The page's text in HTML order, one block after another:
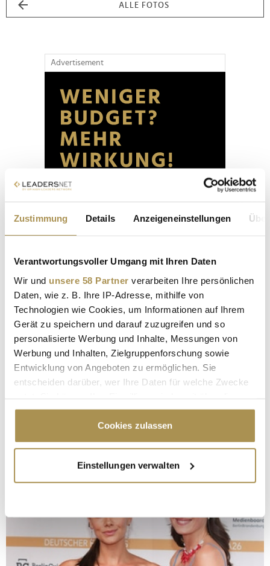
Zustimmung Details Anzeigeneinstellungen
Verantwortungsvoller Umgang mit Ihren Daten
Wir und unsere 58 Partner verarbeiten Ihre persönlichen
Daten, wie z. B. Ihre IP-Adresse, mithilfe von
Technologien wie Cookies, um Informationen auf Ihrem
Gerät zu speichern und darauf zuzugreifen und so
personalisierte Werbung und Inhalte, Messungen von
Werbung und Inhalten, Zielgruppenforschung sowie
Entwicklung von Angeboten zu ermöglichen. Sie
entscheiden darüber, wer Ihre Daten für welche Zwecke
Cookie-Erklärung oder durch Klicken auf das Privacy
Trigger Symbol ändern oder widerrufen
Informationen über Ihre geografische Lage
erfassen, welche bis auf einige Meter genau sein
bestimmten Merkmalen (Fingerprinting) identifizieren
Erfahren Sie mehr darüber, wie Ihre persönlichen Daten
verarbeitet werden, und legen Sie Ihre Präferenzen im
Cookies zulassen
Einstellungen verwalten
ALLE FOTOS
Advertisement